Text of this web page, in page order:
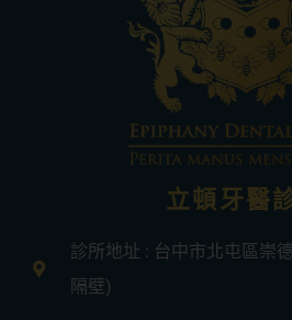
立頓牙醫
診所地址 : 台中市北屯區崇
隔壁)